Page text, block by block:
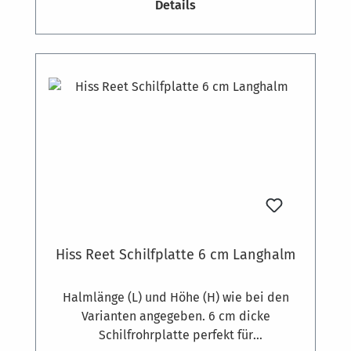
Dämmstoffdübeln befestigt. Bedarf ca. 7
Details
Hiss Reet Schilfplatte 6 cm Langhalm
Halmlänge (L) und Höhe (H) wie bei den
Varianten angegeben. 6 cm dicke
Schilfrohrplatte perfekt für